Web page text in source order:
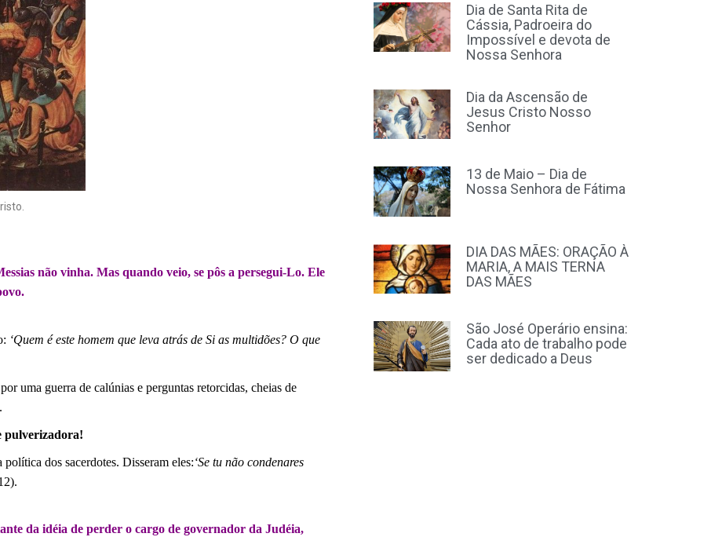
não vinha. Mas quando veio, se pôs a persegui-Lo. Ele
‘Quem é este homem que leva atrás de Si as multidões? O que
uma guerra de calúnias e perguntas retorcidas, cheias de
pulverizadora!
dos sacerdotes. Disseram eles:‘Se tu não condenares
da idéia de perder o cargo de governador da Judéia,
Dia de Santa Rita de
Cássia, Padroeira do
Impossível e devota de
Nossa Senhora
Dia da Ascensão de
Jesus Cristo Nosso
Senhor
13 de Maio – Dia de
Nossa Senhora de Fátima
DIA DAS MÃES: ORAÇÃO À
MARIA, A MAIS TERNA
DAS MÃES
São José Operário ensina:
Cada ato de trabalho pode
ser dedicado a Deus